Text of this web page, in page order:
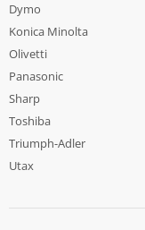
Dymo
Konica Minolta
Olivetti
Panasonic
Sharp
Toshiba
Triumph-Adler
Utax